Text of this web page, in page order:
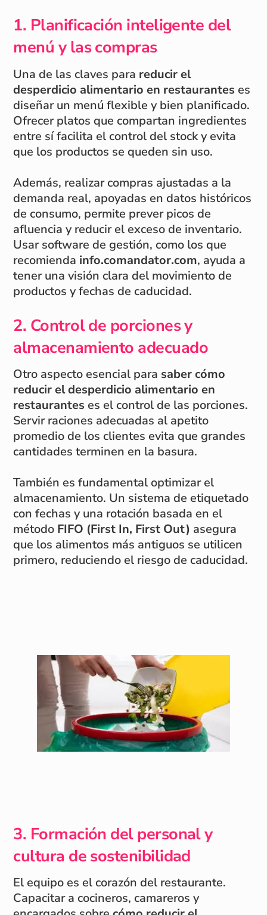
1. Planificación inteligente del
menú y las compras
Una de las claves para reducir el
desperdicio alimentario en restaurantes es
diseñar un menú flexible y bien planificado.
Ofrecer platos que compartan ingredientes
entre sí facilita el control del stock y evita
que los productos se queden sin uso.
Además, realizar compras ajustadas a la
demanda real, apoyadas en datos históricos
de consumo, permite prever picos de
afluencia y reducir el exceso de inventario.
Usar software de gestión, como los que
recomienda info.comandator.com, ayuda a
tener una visión clara del movimiento de
productos y fechas de caducidad.
2. Control de porciones y
almacenamiento adecuado
Otro aspecto esencial para saber cómo
reducir el desperdicio alimentario en
restaurantes es el control de las porciones.
Servir raciones adecuadas al apetito
promedio de los clientes evita que grandes
cantidades terminen en la basura.
También es fundamental optimizar el
almacenamiento. Un sistema de etiquetado
con fechas y una rotación basada en el
método FIFO (First In, First Out) asegura
que los alimentos más antiguos se utilicen
primero, reduciendo el riesgo de caducidad.
3. Formación del personal y
cultura de sostenibilidad
El equipo es el corazón del restaurante.
Capacitar a cocineros, camareros y